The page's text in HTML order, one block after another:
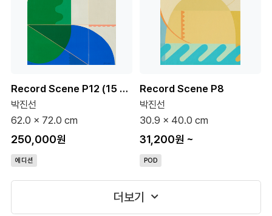
Record Scene P12 (15 Editions)
박진선
62.0 x 72.0 cm
250,000원
에디션
Record Scene P8
박진선
30.9 x 40.0 cm
31,200원 ~
POD
더보기